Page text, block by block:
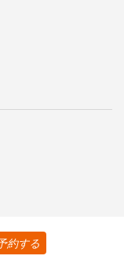
約する